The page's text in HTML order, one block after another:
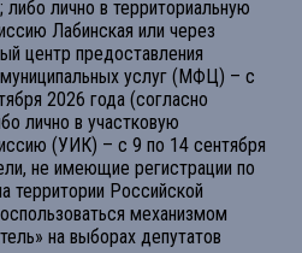
либо лично в территориальную
Лабинская или через
центр предоставления
услуг (МФЦ) – с
2026 года (согласно
лично в участковую
(УИК) – с 9 по 14 сентября
не имеющие регистрации по
территории Российской
механизмом
на выборах депутатов